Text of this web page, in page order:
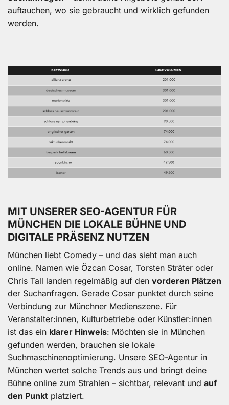
auftauchen, wo sie gebraucht und wirklich gefunden
werden.
MIT UNSERER SEO-AGENTUR FÜR
MÜNCHEN DIE LOKALE BÜHNE UND
DIGITALE PRÄSENZ NUTZEN
München liebt Comedy – und das sieht man auch
online. Namen wie Özcan Cosar, Torsten Sträter oder
Chris Tall landen regelmäßig auf den vorderen Plätzen
der Suchanfragen. Gerade Cosar punktet durch seine
Verbindung zur Münchner Medienszene. Für
Veranstalter:innen, Kulturbetriebe oder Künstler:innen
ist das ein klarer Hinweis: Möchten sie in München
gefunden werden, brauchen sie lokale
Suchmaschinenoptimierung. Unsere SEO-Agentur in
München wertet solche Trends aus und bringt deine
Bühne online zum Strahlen – sichtbar, relevant und auf
den Punkt platziert.